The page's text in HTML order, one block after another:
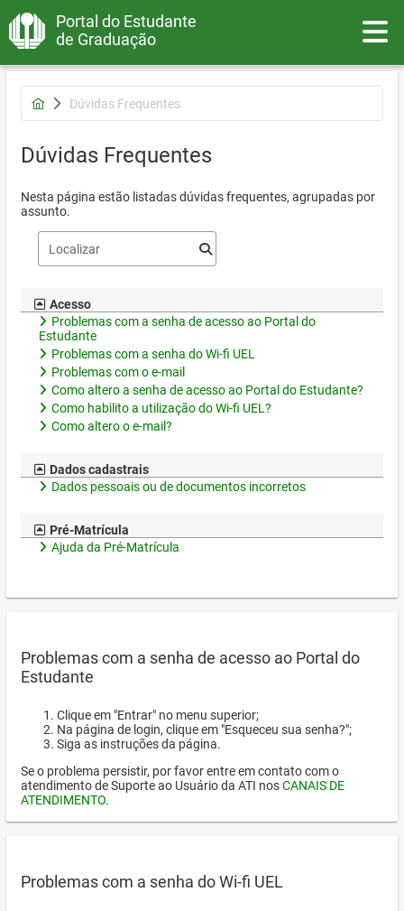
Portal do Estudante
de Graduação
Dúvidas Frequentes
Dúvidas Frequentes
Nesta página estão listadas dúvidas frequentes, agrupadas por
assunto.
Acesso
Problemas com a senha de acesso ao Portal do
Estudante
Problemas com a senha do Wi-fi UEL
Problemas com o e-mail
Como altero a senha de acesso ao Portal do Estudante?
Como habilito a utilização do Wi-fi UEL?
Como altero o e-mail?
Dados cadastrais
Dados pessoais ou de documentos incorretos
Pré-Matrícula
Ajuda da Pré-Matrícula
Problemas com a senha de acesso ao Portal do
Estudante
Clique em "Entrar" no menu superior;
Na página de login, clique em "Esqueceu sua senha?";
Siga as instruções da página.
Se o problema persistir, por favor entre em contato com o
atendimento de Suporte ao Usuário da ATI nosCANAIS DE
ATENDIMENTO.
Problemas com a senha do Wi-fi UEL